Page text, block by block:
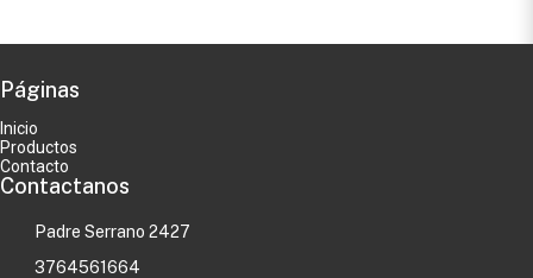
Páginas
Inicio
Productos
Contacto
Contactanos
Padre Serrano 2427
3764561664